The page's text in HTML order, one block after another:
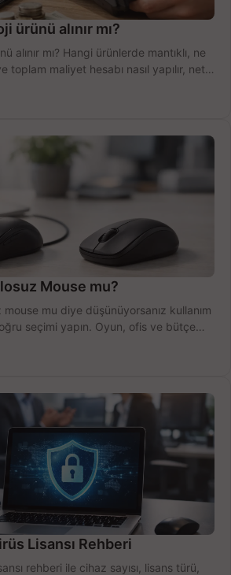
ürünü alınır mı?
alınır mı? Hangi ürünlerde mantıklı, ne
toplam maliyet hesabı nasıl yapılır, net
Mouse mu?
mu diye düşünüyorsanız kullanım
seçimi yapın. Oyun, ofis ve bütçe
Lisansı Rehberi
rehberi ile cihaz sayısı, lisans türü,